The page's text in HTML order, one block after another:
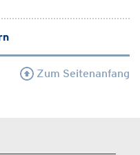
Zum Seitenanfang